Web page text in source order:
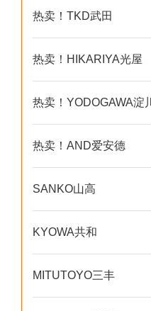
热卖！TKD武田
热卖！HIKARIYA光屋
热卖！YODOGAWA淀川
热卖！AND爱安德
SANKO山高
KYOWA共和
MITUTOYO三丰